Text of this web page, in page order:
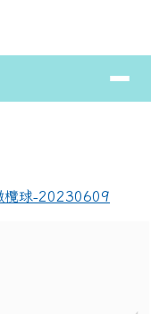
⏸
欖球-20230609